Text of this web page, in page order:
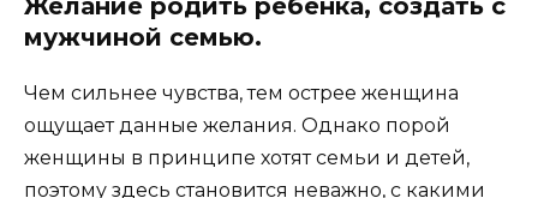
Желание родить ребенка, создать с
мужчиной семью.
Чем сильнее чувства, тем острее женщина
ощущает данные желания. Однако порой
женщины в принципе хотят семьи и детей,
поэтому здесь становится неважно, с какими